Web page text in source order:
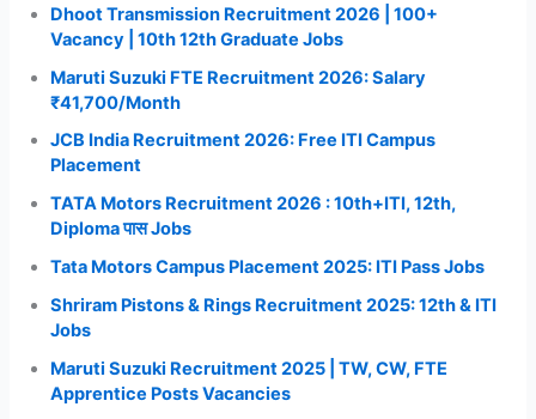
Dhoot Transmission Recruitment 2026 | 100+
Vacancy | 10th 12th Graduate Jobs
Maruti Suzuki FTE Recruitment 2026: Salary
₹41,700/Month
JCB India Recruitment 2026: Free ITI Campus
Placement
TATA Motors Recruitment 2026 : 10th+ITI, 12th,
Diploma पास Jobs
Tata Motors Campus Placement 2025: ITI Pass Jobs
Shriram Pistons & Rings Recruitment 2025: 12th & ITI
Jobs
Maruti Suzuki Recruitment 2025 | TW, CW, FTE
Apprentice Posts Vacancies